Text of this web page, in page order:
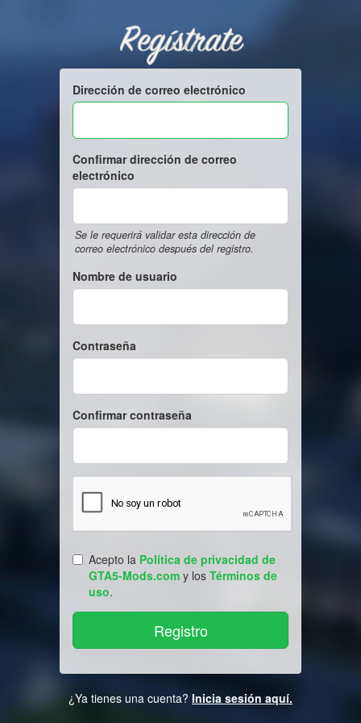
Regístrate
Dirección de correo electrónico
Confirmar dirección de correo
electrónico
Se le requerirá validar esta dirección de
correo electrónico después del registro.
Nombre de usuario
Contraseña
Confirmar contraseña
Acepto la Política de privacidad de
GTA5-Mods.com y los Términos de
uso.
¿Ya tienes una cuenta? Inicia sesión aquí.